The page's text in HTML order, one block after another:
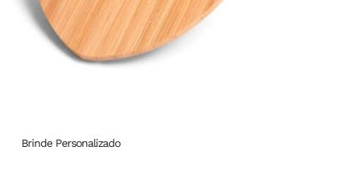
Brinde Personalizado